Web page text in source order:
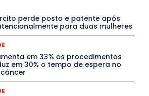
Plantonista Opinião Oropouche
Paraná Pernambuco Piauí
POLÍTICA
PROCESSO SELETIVO
PUBLIEDITORIAL
QUALIFICAÇÃO PROFISSIONAL
Rio de Janeiro
Rio Grande do Sul
Roraima
São Paulo SARAMPO
SAÚDE
Agora
TEATRO TECNOLOGIA
TIC TAC
perde posto e patente após
para duas mulheres
em 33% os procedimentos
em 30% o tempo de espera no